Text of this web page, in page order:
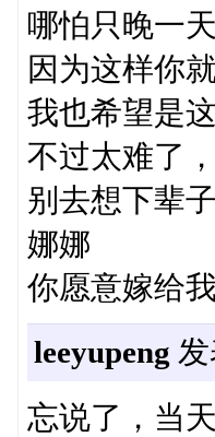
哪怕只晚一
因为这样你
我也希望是
不过太难了
别去想下辈
娜娜
你愿意嫁给
leeyupeng
忘说了，当